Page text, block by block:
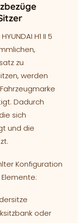
H1 II 5
zu
werden
Dadurch
sich
und die
Konfiguration
oder